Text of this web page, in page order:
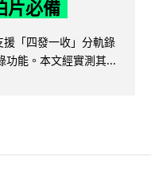
片必備
「四發一收」分軌錄
能。本文經實測其...